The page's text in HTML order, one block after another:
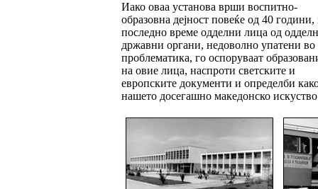
Иако оваа установа врши воспитно-
образовна дејност повеќе од 40 години,
последно време одделни лица од
државни органи, недоволно упатени во
проблематика, го оспоруваат
на овие лица, наспроти светските и
европските документи и определби
нашето досегашно македонско